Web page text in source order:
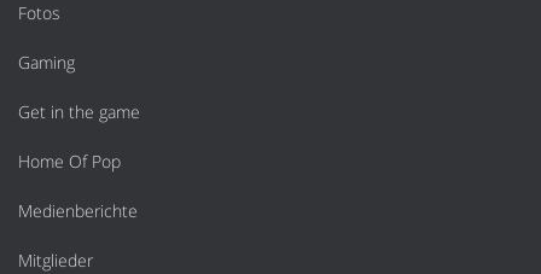
Fotos
Gaming
Get in the game
Home Of Pop
Medienberichte
Mitglieder